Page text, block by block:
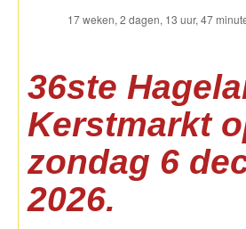
17 weken, 2 dagen, 13 uur, 47
36ste
Kerstmarkt
zondag 6
2026.